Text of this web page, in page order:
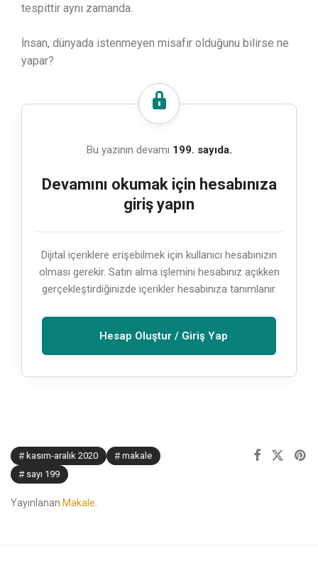
tespittir aynı zamanda.
İnsan, dünyada istenmeyen misafir olduğunu bilirse ne
yapar?
Bu yazının devamı 199. sayıda.
Devamını okumak için hesabınıza
giriş yapın
Dijital içeriklere erişebilmek için kullanıcı hesabınızın
olması gerekir. Satın alma işlemini hesabınız açıkken
gerçekleştirdiğinizde içerikler hesabınıza tanımlanır.
Hesap Oluştur / Giriş Yap
kasım-aralık 2020
makale
sayı 199
Yayınlanan Makale